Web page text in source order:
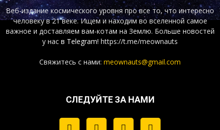
Веб-издание космического уровня про все то, что интересно
человеку в 21 веке. Ищем и находим во вселенной самое
важное и доставляем вам-котам на Землю. Больше новостей
у нас в Telegram! https://t.me/meownauts
Свяжитесь с нами: meownauts@gmail.com
СЛЕДУЙТЕ ЗА НАМИ